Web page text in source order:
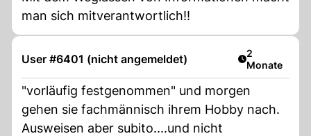
man sich mitverantwortlich!!
User #6401 (nicht angemeldet) Artikel
2
Monate
"vorläufig festgenommen" und morgen
gehen sie fachmännisch ihrem Hobby nach.
Ausweisen aber subito....und nicht